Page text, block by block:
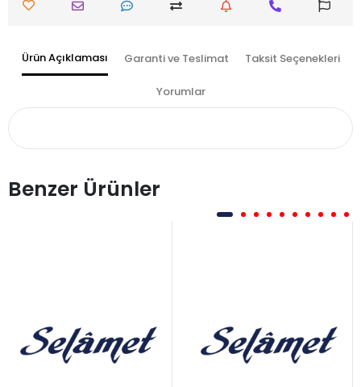
Ürün Açıklaması Garanti ve Teslimat Taksit Seçenekleri
Yorumlar
Benzer Ürünler